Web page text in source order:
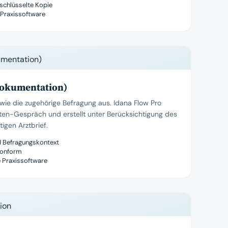
Kopie
die zugehörige Befragung aus. Idana Flow Pro
Gespräch und erstellt unter Berücksichtigung des
Arztbrief.
Praxissoftware